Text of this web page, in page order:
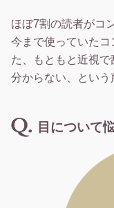
ほぼ7割の読者がコ
今まで使っていたコ
た、もともと近視
分からない、という
目について